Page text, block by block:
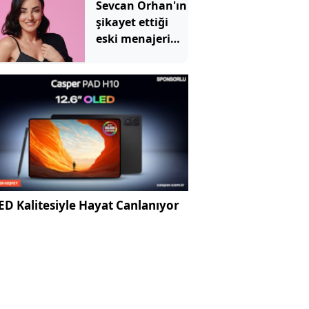
Sevcan Orhan'ın
şikayet ettiği
eski menajeri
verildi
Kalitesiyle Hayat Canlanıyor